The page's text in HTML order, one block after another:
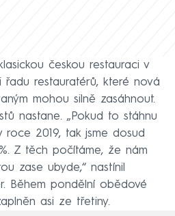
českou restauraci v
řadu restauratérů, které nová
mohou silně zasáhnout.
nastane. „Pokud to stáhnu
2019, tak jsme dosud
Z těch počítáme, že nám
zase ubyde,“ nastínil
Během pondělní obědové
asi ze třetiny.